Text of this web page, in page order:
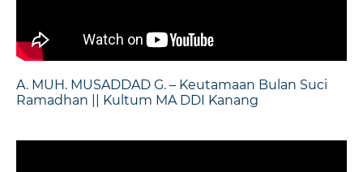
A. MUH. MUSADDAD G. – Keutamaan Bulan Suci
Ramadhan || Kultum MA DDI Kanang